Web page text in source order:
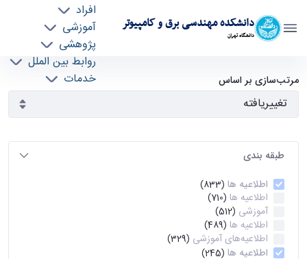
دانشکده مهندسی برق و کامپیوتر
دانشگاه تهران
افراد
آموزشی
پژوهشی
روابط بین الملل
خدمات
آرشیو اطلاعیه ها - ece- دانشکده مهندسی برق و
کامپیوتر
مرتب‌سازی بر اساس
طبقه بندی
اطلاعیه ها (833)
اطلاعیه ها (710)
آموزشی (512)
اطلاعیه ها (489)
اطلاعیه‌های‌ آموزشی (329)
اطلاعیه ها (245)